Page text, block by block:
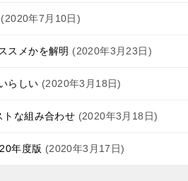
2020年7月10日
スメかを解明 2020年3月23日
らしい 2020年3月18日
トな組み合わせ 2020年3月18日
年度版 2020年3月17日